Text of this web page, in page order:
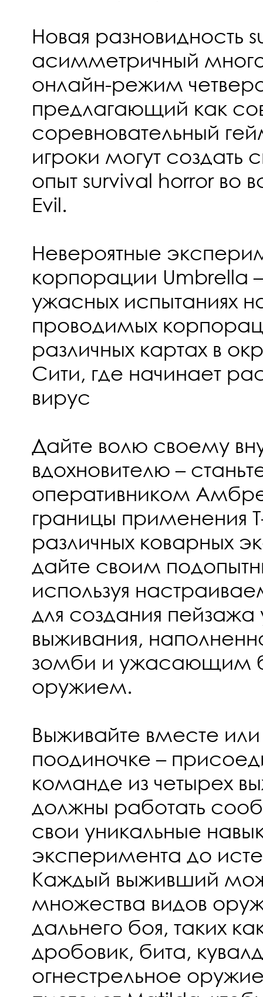
Новая разновидность
асимметричный
онлайн-режим
предлагающий как
соревновательный
игроки могут создать
опыт survival horror во
Evil.
Невероятные
корпорации Umbrella –
ужасных испытаниях
проводимых
различных картах в
Сити, где начинает
вирус
Дайте волю своему
вдохновителю –
оперативником
границы применения
различных коварных
дайте своим
используя
для создания
выживания,
зомби и ужасающим
оружием.
Выживайте вместе
поодиночке –
команде из четырех
должны работать
свои уникальные
эксперимента до
Каждый выживший
множества видов
дальнего боя, таких
дробовик, бита,
огнестрельное